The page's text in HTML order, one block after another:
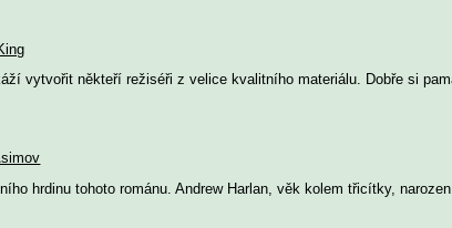
vytvořit někteří režiséři z velice kvalitního materiálu. Dobře si
hrdinu tohoto románu. Andrew Harlan, věk kolem třicítky,